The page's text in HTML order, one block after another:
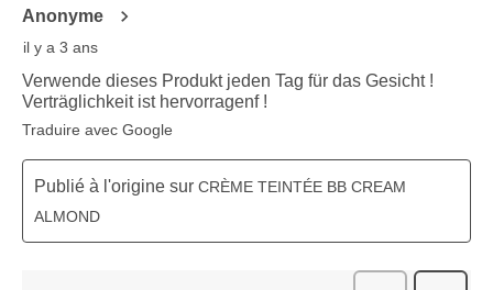
Anonyme
il y a 3 ans
Verwende dieses Produkt jeden Tag für das Gesicht !
Verträglichkeit ist hervorragenf !
Traduire avec Google
Publié à l'origine sur CRÈME TEINTÉE BB CREAM
ALMOND